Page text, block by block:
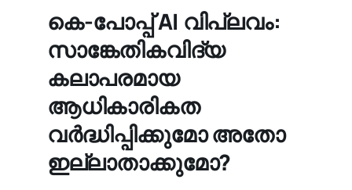
കെ-പോപ്പ് AI വിപ്ലവം:
സാങ്കേതികവിദ്യ
കലാപരമായ
ആധികാരികത
വർദ്ധിപ്പിക്കുമോ അതോ
ഇല്ലാതാക്കുമോ?